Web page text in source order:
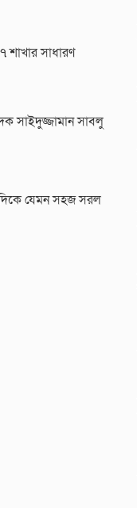
সাধারণ
সাইদুজ্জামান সাবলু
যেমন সহজ সরল